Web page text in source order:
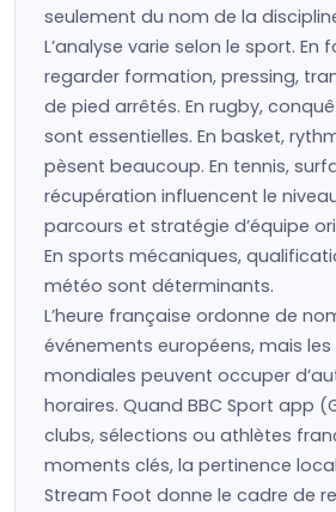
seulement du nom de la
L’analyse varie selon le sport. En
regarder formation, pressing,
de pied arrêtés. En rugby,
sont essentielles. En basket,
pèsent beaucoup. En tennis,
récupération influencent le
parcours et stratégie d’équipe
En sports mécaniques,
météo sont déterminants.
L’heure française ordonne de
événements européens, mais
mondiales peuvent occuper
horaires. Quand BBC Sport app
clubs, sélections ou athlètes
moments clés, la pertinence
Stream Foot donne le cadre de